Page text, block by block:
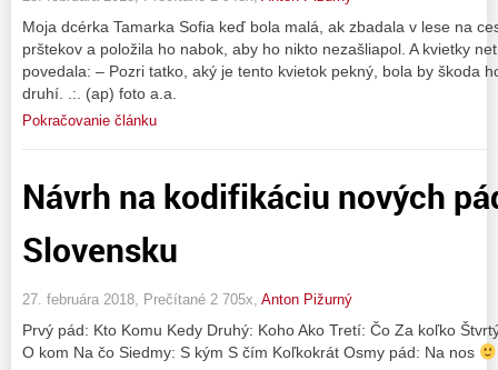
Moja dcérka Tamarka Sofia keď bola malá, ak zbadala v lese na
prštekov a položila ho nabok, aby ho nikto nezašliapol. A kvietky
povedala: – Pozri tatko, aký je tento kvietok pekný, bola by škoda
druhí. .:. (ap) foto a.a.
Pokračovanie článku
Návrh na kodifikáciu nových
Slovensku
27. februára 2018, Prečítané 2 705x, Anton Pižurný
Prvý pád: Kto Komu Kedy Druhý: Koho Ako Tretí: Čo Za koľko
O kom Na čo Siedmy: S kým S čím Koľkokrát Osmy pád: Na nos